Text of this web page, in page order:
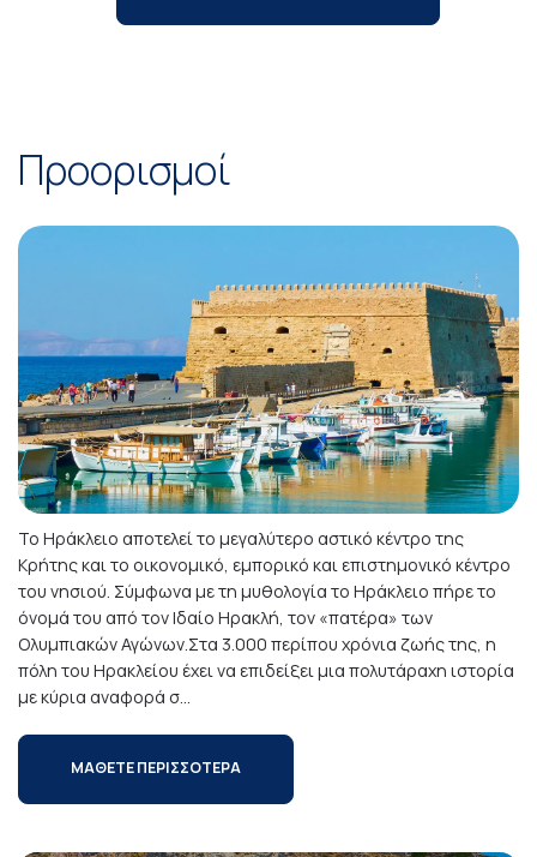
Προορισμοί
Το Ηράκλειο αποτελεί το μεγαλύτερο αστικό κέντρο της
Κρήτης και το οικονομικό, εμπορικό και επιστημονικό κέντρο
του νησιού. Σύμφωνα με τη μυθολογία το Ηράκλειο πήρε το
όνομά του από τον Ιδαίο Ηρακλή, τον «πατέρα» των
Ολυμπιακών Αγώνων.Στα 3.000 περίπου χρόνια ζωής της, η
πόλη του Ηρακλείου έχει να επιδείξει μια πολυτάραχη ιστορία
με κύρια αναφορά σ...
ΜΑΘΕΤΕ ΠΕΡΙΣΣΟΤΕΡΑ